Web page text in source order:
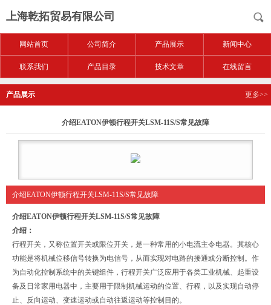
上海乾拓贸易有限公司
网站首页 公司简介 产品展示 新闻中心
联系我们 产品目录 技术文章 在线留言
产品展示 更多>>
介绍EATON伊顿行程开关LSM-11S/S常见故障
介绍EATON伊顿行程开关LSM-11S/S常见故障
介绍EATON伊顿行程开关LSM-11S/S常见故障
介绍：
行程开关，又称位置开关或限位开关，是一种常用的小电流主令电器。其核心
功能是将机械位移信号转换为电信号，从而实现对电路的接通或分断控制。作
为自动化控制系统中的关键组件，行程开关广泛应用于各类工业机械、起重设
备及日常家用电器中，主要用于限制机械运动的位置、行程，以及实现自动停
止、反向运动、变速运动或自动往返运动等控制目的。